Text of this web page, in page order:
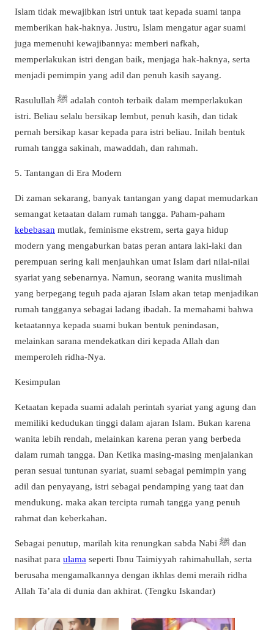
Islam tidak mewajibkan istri untuk taat kepada suami tanpa
memberikan hak-haknya. Justru, Islam mengatur agar suami
juga memenuhi kewajibannya: memberi nafkah,
memperlakukan istri dengan baik, menjaga hak-haknya, serta
menjadi pemimpin yang adil dan penuh kasih sayang.
Rasulullah ﷺ adalah contoh terbaik dalam memperlakukan
istri. Beliau selalu bersikap lembut, penuh kasih, dan tidak
pernah bersikap kasar kepada para istri beliau. Inilah bentuk
rumah tangga sakinah, mawaddah, dan rahmah.
5. Tantangan di Era Modern
Di zaman sekarang, banyak tantangan yang dapat memudarkan
semangat ketaatan dalam rumah tangga. Paham-paham
kebebasan mutlak, feminisme ekstrem, serta gaya hidup
modern yang mengaburkan batas peran antara laki-laki dan
perempuan sering kali menjauhkan umat Islam dari nilai-nilai
syariat yang sebenarnya. Namun, seorang wanita muslimah
yang berpegang teguh pada ajaran Islam akan tetap menjadikan
rumah tangganya sebagai ladang ibadah. Ia memahami bahwa
ketaatannya kepada suami bukan bentuk penindasan,
melainkan sarana mendekatkan diri kepada Allah dan
memperoleh ridha-Nya.
Kesimpulan
Ketaatan kepada suami adalah perintah syariat yang agung dan
memiliki kedudukan tinggi dalam ajaran Islam. Bukan karena
wanita lebih rendah, melainkan karena peran yang berbeda
dalam rumah tangga. Dan Ketika masing-masing menjalankan
peran sesuai tuntunan syariat, suami sebagai pemimpin yang
adil dan penyayang, istri sebagai pendamping yang taat dan
mendukung. maka akan tercipta rumah tangga yang penuh
rahmat dan keberkahan.
Sebagai penutup, marilah kita renungkan sabda Nabi ﷺ dan
nasihat para ulama seperti Ibnu Taimiyyah rahimahullah, serta
berusaha mengamalkannya dengan ikhlas demi meraih ridha
Allah Ta’ala di dunia dan akhirat. (Tengku Iskandar)